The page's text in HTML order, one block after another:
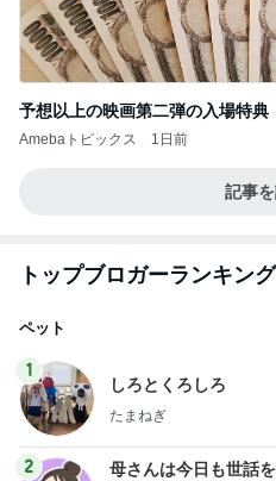
予想以上の映画第二弾の入場特典
Amebaトピックス 1日前
記事
トップブロガーランキング
ペット
1
しろとくろしろ
たまねぎ
2
母さんは今日も世話を